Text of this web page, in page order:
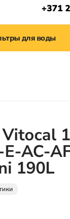
+371
для воды
AC-
190L